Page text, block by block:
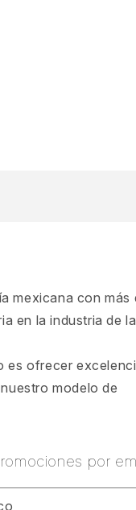
mexicana con más
en la industria de la
es ofrecer
modelo de
por